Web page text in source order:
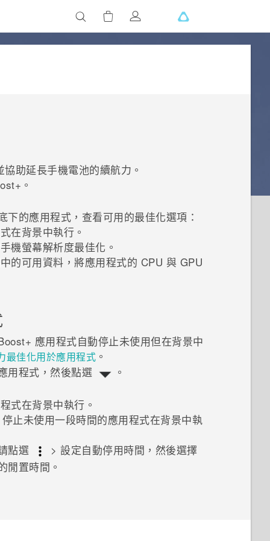
助延長手機電池的續航力。
。
下的應用程式，查看可用的最佳化選項：
在背景中執行。
機螢幕解析度最佳化。
的可用資料，將應用程式的 CPU 與 GPU
應用程式自動停止未使用但在背景中
最佳化用於應用程式 。
用程式，然後點選
。
式在背景中執行。
停止未使用一段時間的應用程式在背景中執
點選 >設定自動停用時間 ，然後選擇
閒置時間。